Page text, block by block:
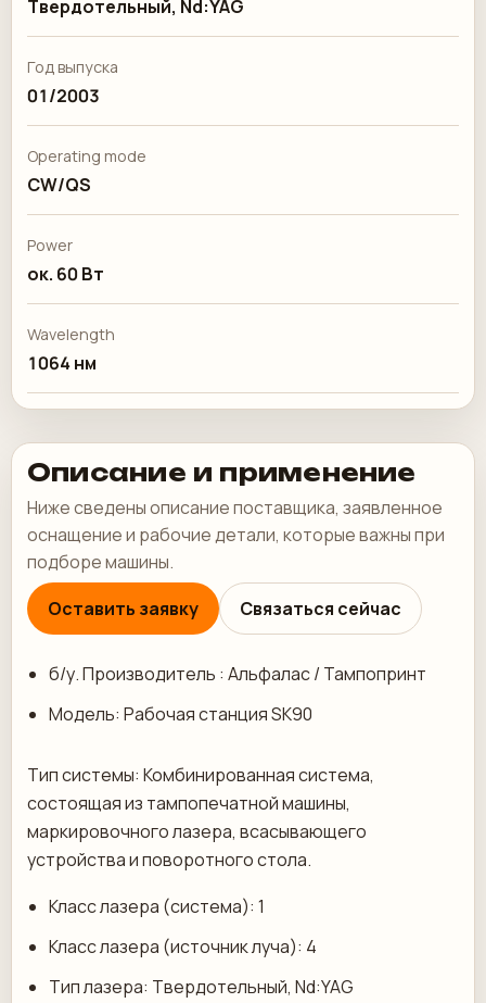
Твердотельный, Nd:YAG
Год выпуска
01/2003
Operating mode
CW/QS
Power
ок. 60 Вт
Wavelength
1064 нм
Описание и применение
Ниже сведены описание поставщика, заявленное
оснащение и рабочие детали, которые важны при
подборе машины.
Оставить заявку
Связаться сейчас
б/у. Производитель : Альфалас / Тампопринт
Модель: Рабочая станция SK90
Тип системы: Комбинированная система,
состоящая из тампопечатной машины,
маркировочного лазера, всасывающего
устройства и поворотного стола.
Класс лазера (система): 1
Класс лазера (источник луча): 4
Тип лазера: Твердотельный, Nd:YAG